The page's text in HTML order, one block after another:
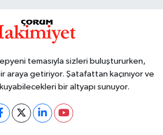
temasıyla sizleri buluştururken,
araya getiriyor. Şatafattan kaçınıyor ve
bir altyapı sunuyor.